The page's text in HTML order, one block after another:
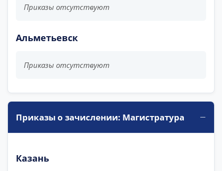
Приказы отсутствуют
Альметьевск
Приказы отсутствуют
Приказы о зачислении: Магистратура
Казань